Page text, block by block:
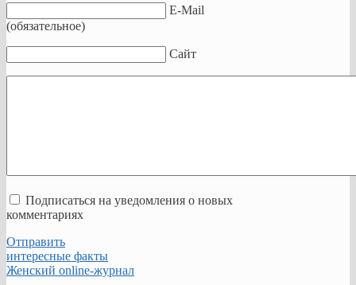
управление
возможностями
операционных
систем
Astra
Linux.
осуществлять
управление
учетными
записями
пользователей
групп
пользователей.
E-Mail
(обязательное)
Сайт
Подписаться на уведомления о новых
комментариях
Отправить
интересные факты
Женский online-журнал